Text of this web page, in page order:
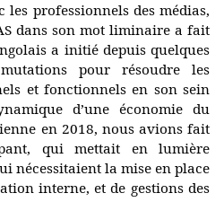
les professionnels des médias,
dans son mot liminaire a fait
a initié depuis quelques
pour résoudre les
et fonctionnels en son sein
d’une économie du
en 2018, nous avions fait
qui mettait en lumière
nécessitaient la mise en place
interne, et de gestions des